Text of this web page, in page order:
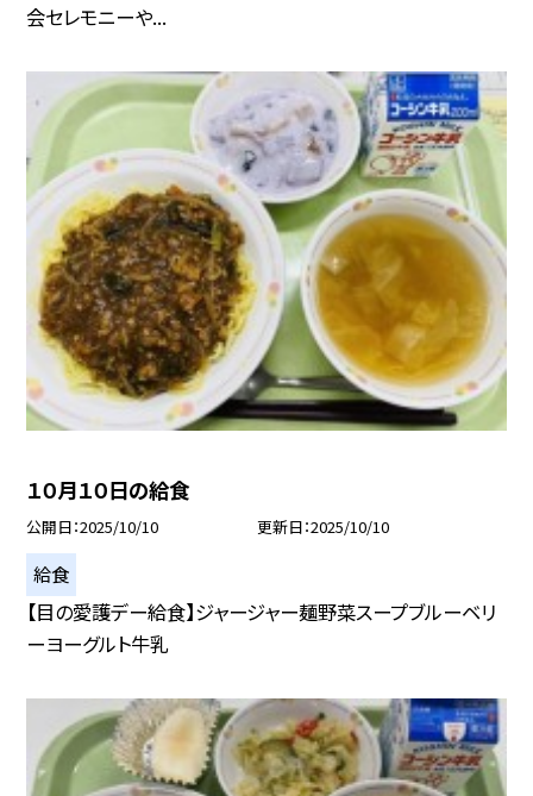
会セレモニーや...
１０月１０日の給食
公開日 2025/10/10 更新日 2025/10/10
給食
【目の愛護デー給食】ジャージャー麺野菜スープブルーベリ
ーヨーグルト牛乳